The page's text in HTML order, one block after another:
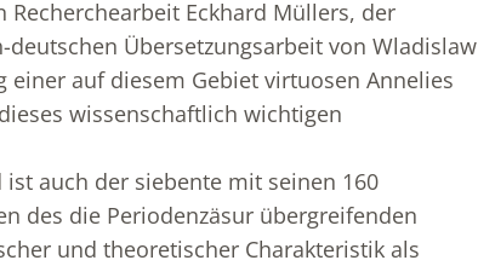
Eckhard Müllers, der
Übersetzungsarbeit von Wladislaw
auf diesem Gebiet virtuosen Annelies
wissenschaftlich wichtigen
auch der siebente mit seinen 160
des die Periodenzäsur übergreifenden
und theoretischer Charakteristik als